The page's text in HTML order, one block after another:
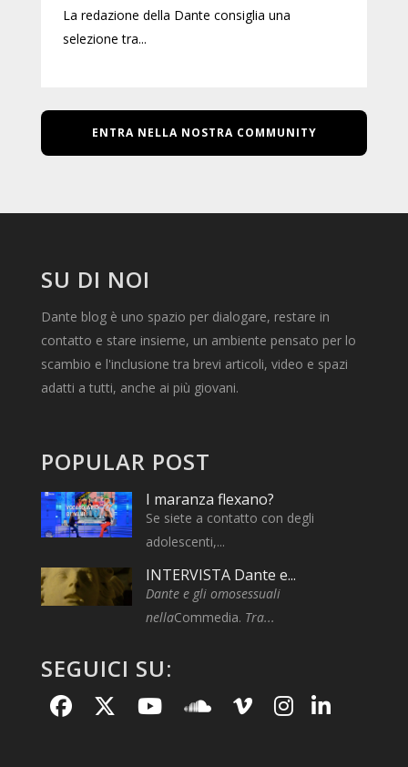
La redazione della Dante consiglia una
selezione tra...
ENTRA NELLA NOSTRA COMMUNITY
SU DI NOI
Dante blog è uno spazio per dialogare, restare in
contatto e stare insieme, un ambiente pensato per lo
scambio e l'inclusione tra brevi articoli, video e spazi
adatti a tutti, anche ai più giovani.
POPULAR POST
I maranza flexano?
Se siete a contatto con degli
adolescenti,...
INTERVISTA Dante e...
Dante e gli omosessuali
nellaCommedia. Tra...
SEGUICI SU: